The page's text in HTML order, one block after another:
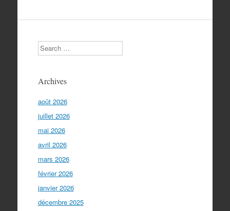
Search
Archives
août 2026
juillet 2026
mai 2026
avril 2026
mars 2026
février 2026
janvier 2026
décembre 2025